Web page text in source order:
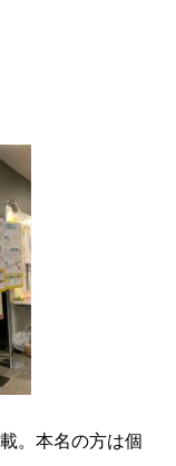
。本名の方は個